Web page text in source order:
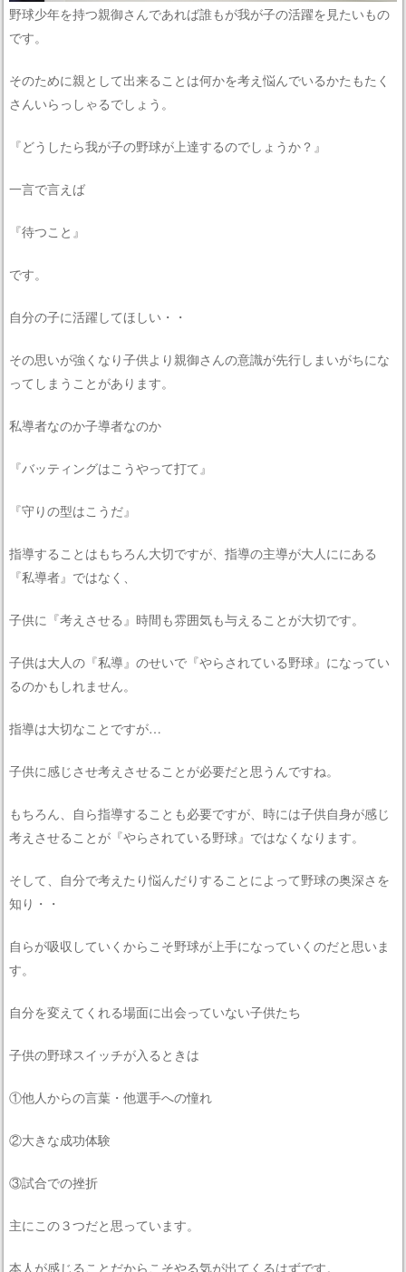
野球少年を持つ親御さんであれば誰もが我が子の活躍を見たいもの
です。
そのために親として出来ることは何かを考え悩んでいるかたもたく
さんいらっしゃるでしょう。
『どうしたら我が子の野球が上達するのでしょうか？』
一言で言えば
『待つこと』
です。
自分の子に活躍してほしい・・
その思いが強くなり子供より親御さんの意識が先行しまいがちにな
ってしまうことがあります。
私導者なのか子導者なのか
『バッティングはこうやって打て』
『守りの型はこうだ』
指導することはもちろん大切ですが、指導の主導が大人ににある
『私導者』ではなく、
子供に『考えさせる』時間も雰囲気も与えることが大切です。
子供は大人の『私導』のせいで『やらされている野球』になってい
るのかもしれません。
指導は大切なことですが…
子供に感じさせ考えさせることが必要だと思うんですね。
もちろん、自ら指導することも必要ですが、時には子供自身が感じ
考えさせることが『やらされている野球』ではなくなります。
そして、自分で考えたり悩んだりすることによって野球の奥深さを
知り・・
自らが吸収していくからこそ野球が上手になっていくのだと思いま
す。
自分を変えてくれる場面に出会っていない子供たち
子供の野球スイッチが入るときは
①他人からの言葉・他選手への憧れ
②大きな成功体験
③試合での挫折
主にこの３つだと思っています。
本人が感じることだからこそやる気が出てくるはずです。